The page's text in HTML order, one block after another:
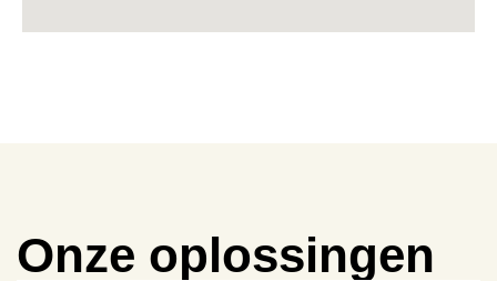
Onze oplossingen